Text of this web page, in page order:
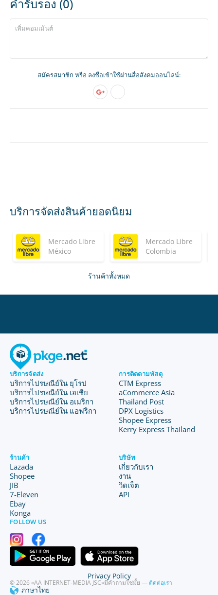
คำรับรอง (0)
สมัครสมาชิก หรือ ลงชื่อเข้าใช้ผ่านสื่อสังคมออนไลน์:
บริการจัดส่งสินค้ายอดนิยม
Mercado Libre
México
Mercado Libre
Colombia
ร้านค้าทั้งหมด
บริการจัดส่ง
บริการไปรษณีย์ใน ยุโรป
บริการไปรษณีย์ใน เอเชีย
บริการไปรษณีย์ใน อเมริกา
บริการไปรษณีย์ใน แอฟริกา
การติดตามพัสดุ
CTM Express
aCommerce Asia
Thailand Post
DPX Logistics
Shopee Express
Kerry Express Thailand
ร้านค้า
Lazada
Shopee
JIB
7-Eleven
Ebay
Konga
บริษัท
เกี่ยวกับเรา
งาน
วิดเจ็ต
API
FOLLOW US
© 2026 «AA INTERNET-MEDIA JSC»มีคำถามใช่มั้ย — ติดต่อเรา
ภาษาไทย
Privacy Policy